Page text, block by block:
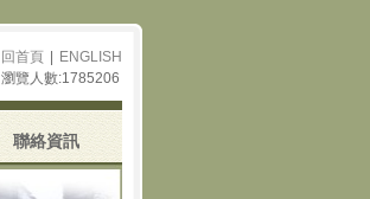
回首頁
ENGLISH
瀏覽人數:1785206
聯絡資訊